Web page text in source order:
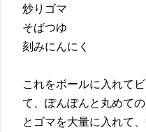
炒りゴマ
そばつゆ
刻みにんにく
これをボールに入れて
て、ぽんぽんと丸めて
とゴマを大量に入れて